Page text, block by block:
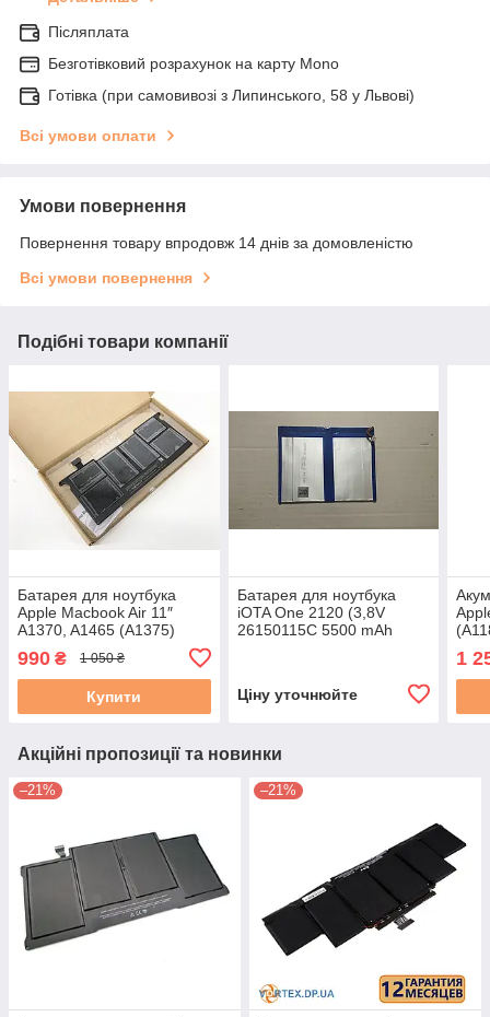
Післяплата
Безготівковий розрахунок на карту Mono
Готівка (при самовивозі з Липинського, 58 у Львові)
Всі умови оплати
Умови повернення
Повернення товару впродовж 14 днів за домовленістю
Всі умови повернення
Подібні товари компанії
Батарея для ноутбука
Apple Macbook Air 11″
A1370, A1465 (A1375)
КАБЕЛЬ ПО ЦЕНТРУ
БЛОКА#
990 ₴ 1 050 ₴
Купити
Батарея для ноутбука
iOTA One 2120 (3,8V
26150115C 5500 mAh
Ціну уточнюйте
1
Акційні пропозиції та новинки
–21% –21%